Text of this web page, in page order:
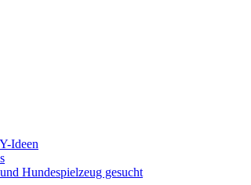
Ideen
Hundespielzeug gesucht